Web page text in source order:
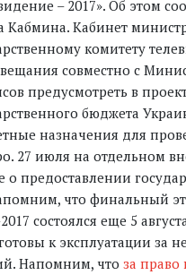
– 2017». Об этом
Кабмина. Кабинет
комитету
совместно с
предусмотреть в
бюджета
назначения для
27 июля на отдельном
предоставлении
что финальный
состоялся еще 5
к эксплуатации за
Напомним, что за право